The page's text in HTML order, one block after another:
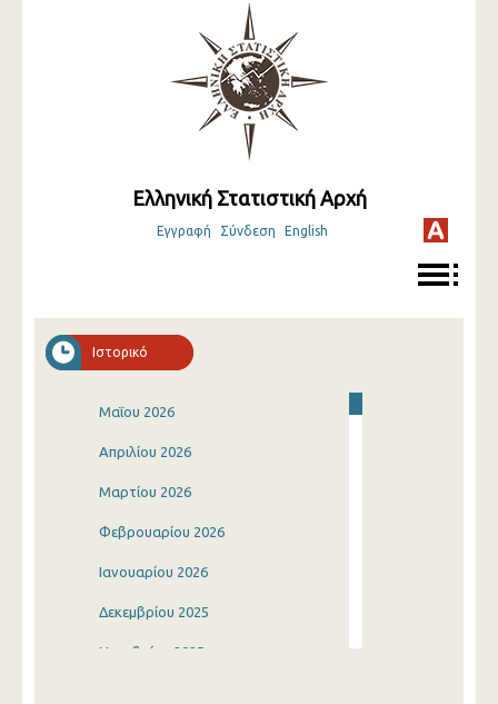
Ελληνική Στατιστική Αρχή
Εγγραφή Σύνδεση English
Ιστορικό
Μαΐου 2026
Απριλίου 2026
Μαρτίου 2026
Φεβρουαρίου 2026
Ιανουαρίου 2026
Δεκεμβρίου 2025
Νοεμβρίου 2025